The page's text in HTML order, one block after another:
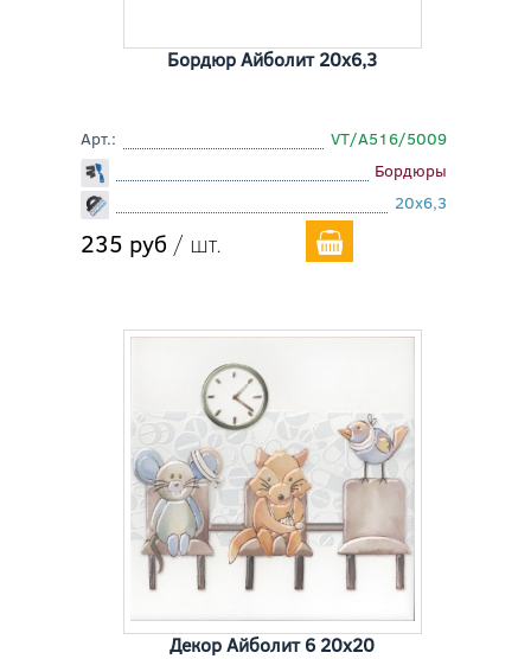
Бордюр Айболит 20x6,3
Арт.:
VT/A516/5009
Бордюры
20x6,3
235 руб / шт.
Декор Айболит 6 20x20